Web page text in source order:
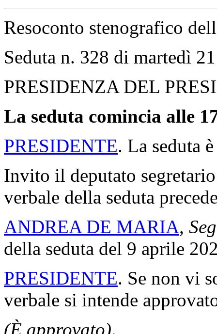
Resoconto stenografico
Seduta n. 328 di martedì
PRESIDENZA DEL
La seduta comincia alle
PRESIDENTE. La seduta
Invito il deputato
verbale della seduta
ANDREA DE MARIA,
della seduta del 9 aprile
PRESIDENTE. Se non vi
verbale si intende
(È approvato).